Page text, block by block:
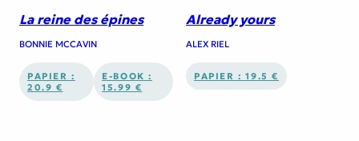
La reine des épines
BONNIE MCCAVIN
PAPIER :
20.9 €
E-BOOK :
15.99 €
Already yours
ALEX RIEL
PAPIER : 19.5 €